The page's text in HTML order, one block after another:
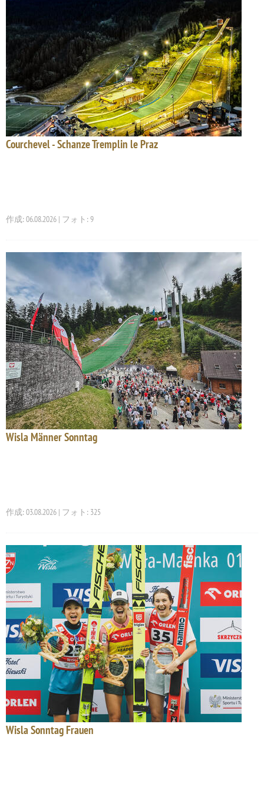
Courchevel - Schanze Tremplin le Praz
作成: 06.08.2026 | フォト: 9
Wisla Männer Sonntag
作成: 03.08.2026 | フォト: 325
Wisla Sonntag Frauen